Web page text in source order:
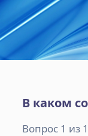
В каком
Вопрос 1 из